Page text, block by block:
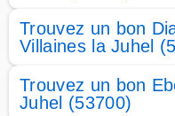
Trouvez un bon
Villaines la Juhel
Trouvez un bon
Juhel (53700)